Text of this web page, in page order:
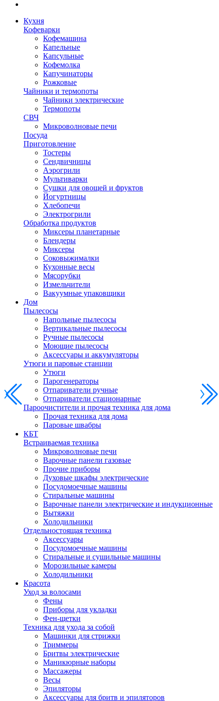
Кухня
Кофеварки
Кофемашина
Капельные
Капсульные
Кофемолка
Капучинаторы
Рожковые
Чайники и термопоты
Чайники электрические
Термопоты
СВЧ
Микроволновые печи
Посуда
Приготовление
Тостеры
Сендвичницы
Аэрогрили
Мультиварки
Сушки для овощей и фруктов
Йогуртницы
Хлебопечи
Электрогрили
Обработка продуктов
Миксеры планетарные
Блендеры
Миксеры
Соковыжималки
Кухонные весы
Мясорубки
Измельчители
Вакуумные упаковщики
Дом
Пылесосы
Напольные пылесосы
Вертикальные пылесосы
Ручные пылесосы
Моющие пылесосы
Аксессуары и аккумуляторы
Утюги и паровые станции
Утюги
Парогенераторы
Отпариватели ручные
Отпариватели стационарные
Пароочистители и прочая техника для дома
Прочая техника для дома
Паровые швабры
КБТ
Встраиваемая техника
Микроволновые печи
Варочные панели газовые
Прочие приборы
Духовые шкафы электрические
Посудомоечные машины
Стиральные машины
Варочные панели электрические и индукционные
Вытяжки
Холодильники
Отдельностоящая техника
Аксессуары
Посудомоечные машины
Стиральные и сушильные машины
Морозильные камеры
Холодильники
Красота
Уход за волосами
Фены
Приборы для укладки
Фен-щетки
Техника для ухода за собой
Машинки для стрижки
Триммеры
Бритвы электрические
Маникюрные наборы
Массажеры
Весы
Эпиляторы
Аксессуары для бритв и эпиляторов